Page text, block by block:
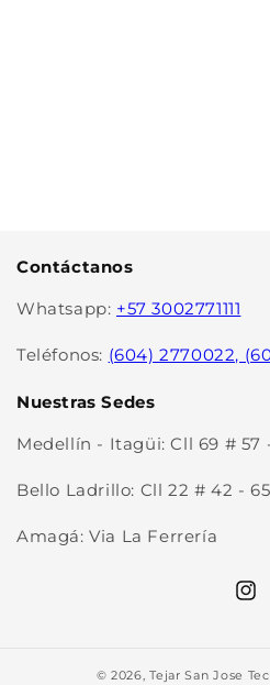
Contáctanos
Whatsapp: +57 3002771111
Teléfonos: (604) 2770022,
Nuestras Sedes
Medellín - Itagüi: Cll 69 # 57 -
Bello Ladrillo: Cll 22 # 42 - 65
Amagá: Via La Ferrería
© 2026,Tejar San Jose